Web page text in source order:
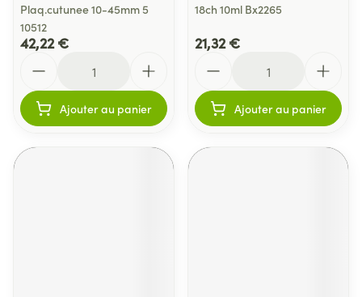
Plaq.cutunee 10-45mm 5
10512
42,22 €
Ajouter au panier
18ch 10ml Bx2265
21,32 €
Ajouter au panier